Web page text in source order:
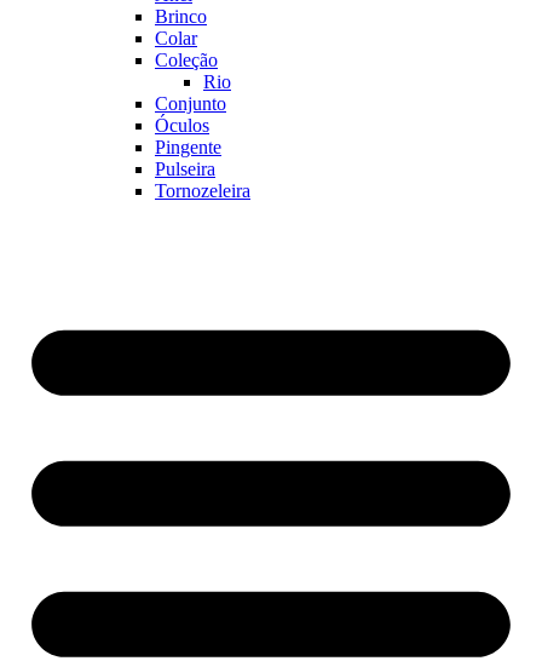
Brinco
Colar
Coleção
Rio
Conjunto
Óculos
Pingente
Pulseira
Tornozeleira